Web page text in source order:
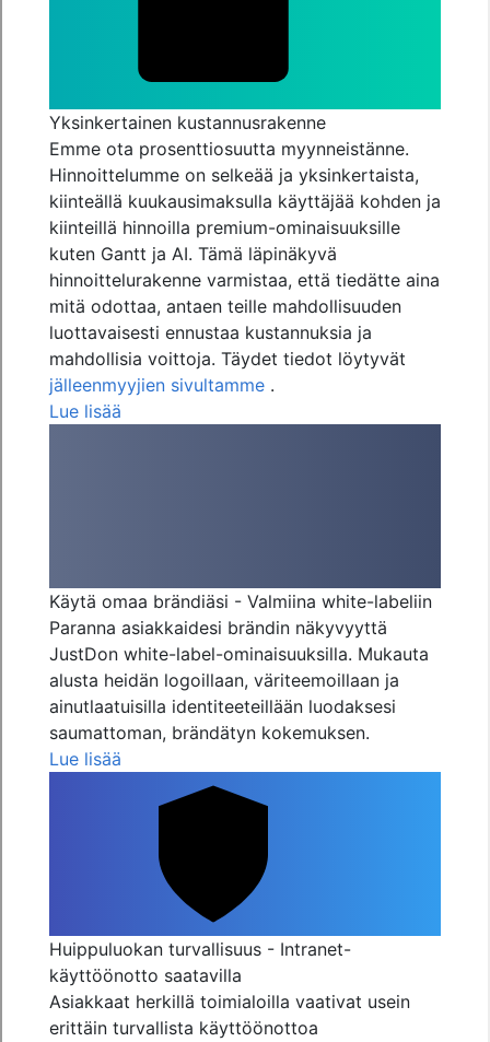
Yksinkertainen kustannusrakenne
Emme ota prosenttiosuutta myynneistänne.
Hinnoittelumme on selkeää ja yksinkertaista,
kiinteällä kuukausimaksulla käyttäjää kohden ja
kiinteillä hinnoilla premium-ominaisuuksille
kuten Gantt ja AI. Tämä läpinäkyvä
hinnoittelurakenne varmistaa, että tiedätte aina
mitä odottaa, antaen teille mahdollisuuden
luottavaisesti ennustaa kustannuksia ja
mahdollisia voittoja. Täydet tiedot löytyvät
jälleenmyyjien sivultamme .
Lue lisää
Käytä omaa brändiäsi - Valmiina white-labeliin
Paranna asiakkaidesi brändin näkyvyyttä
JustDon white-label-ominaisuuksilla. Mukauta
alusta heidän logoillaan, väriteemoillaan ja
ainutlaatuisilla identiteeteillään luodaksesi
saumattoman, brändätyn kokemuksen.
Lue lisää
Huippuluokan turvallisuus - Intranet-
käyttöönotto saatavilla
Asiakkaat herkillä toimialoilla vaativat usein
erittäin turvallista käyttöönottoa